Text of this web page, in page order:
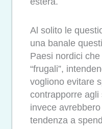
Al solito le
una banale
Paesi nordici
“frugali”,
vogliono evitare
contrapporre
invece
tendenza a